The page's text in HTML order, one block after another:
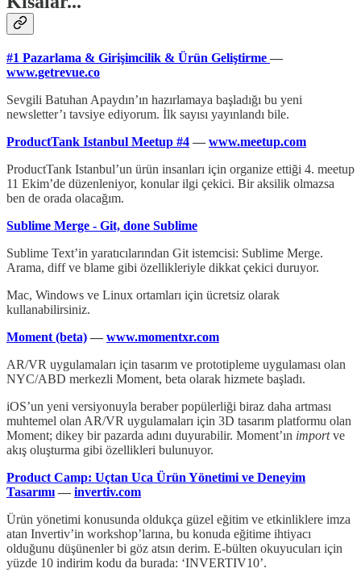
#1 Pazarlama & Girişimcilik & Ürün Geliştirme —
www.getrevue.co
Sevgili Batuhan Apaydın’ın hazırlamaya başladığı bu yeni
newsletter’ı tavsiye ediyorum. İlk sayısı yayınlandı bile.
ProductTank Istanbul Meetup #4 — www.meetup.com
ProductTank Istanbul’un ürün insanları için organize ettiği 4. meetup
11 Ekim’de düzenleniyor, konular ilgi çekici. Bir aksilik olmazsa
ben de orada olacağım.
Sublime Merge - Git, done Sublime
Sublime Text’in yaratıcılarından Git istemcisi: Sublime Merge.
Arama, diff ve blame gibi özellikleriyle dikkat çekici duruyor.
Mac, Windows ve Linux ortamları için ücretsiz olarak
kullanabilirsiniz.
Moment (beta) — www.momentxr.com
AR/VR uygulamaları için tasarım ve prototipleme uygulaması olan
NYC/ABD merkezli Moment, beta olarak hizmete başladı.
iOS’un yeni versiyonuyla beraber popülerliği biraz daha artması
muhtemel olan AR/VR uygulamaları için 3D tasarım platformu olan
Moment; dikey bir pazarda adını duyurabilir. Moment’ın importve
akış oluşturma gibi özellikleri bulunuyor.
Product Camp: Uçtan Uca Ürün Yönetimi ve Deneyim
Tasarımı — invertiv.com
Ürün yönetimi konusunda oldukça güzel eğitim ve etkinliklere imza
atan Invertiv’in workshop’larına, bu konuda eğitime ihtiyacı
olduğunu düşünenler bi göz atsın derim. E-bülten okuyucuları için
yüzde 10 indirim kodu da burada: ‘INVERTIV10’.